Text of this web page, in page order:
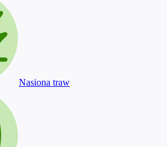
Nasiona traw